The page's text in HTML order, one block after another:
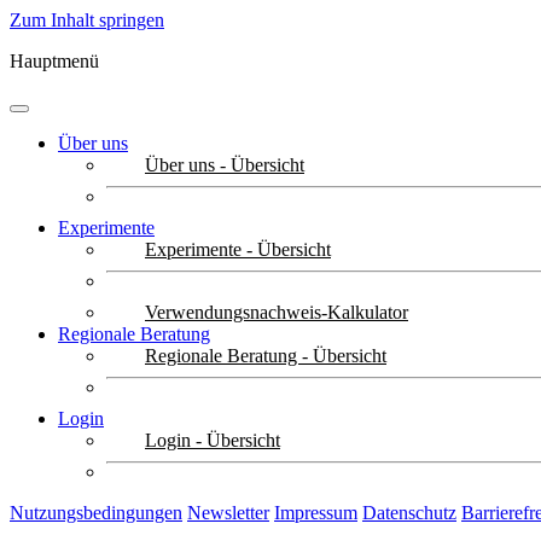
Zum Inhalt springen
Hauptmenü
Über uns
Über uns - Übersicht
Experimente
Experimente - Übersicht
Verwendungsnachweis-Kalkulator
Regionale Beratung
Regionale Beratung - Übersicht
Login
Login - Übersicht
Nutzungsbedingungen Newsletter Impressum Datenschutz